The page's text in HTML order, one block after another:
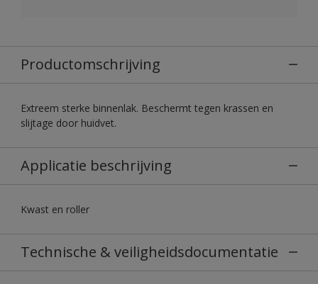
Productomschrijving
Extreem sterke binnenlak. Beschermt tegen krassen en
slijtage door huidvet.
Applicatie beschrijving
Kwast en roller
Technische & veiligheidsdocumentatie